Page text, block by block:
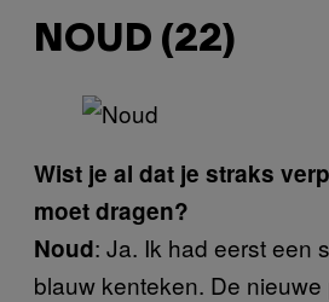
NOUD (22)
Wist je al dat je straks
moet dragen?
Noud: Ja. Ik had eerst een
blauw kenteken. De